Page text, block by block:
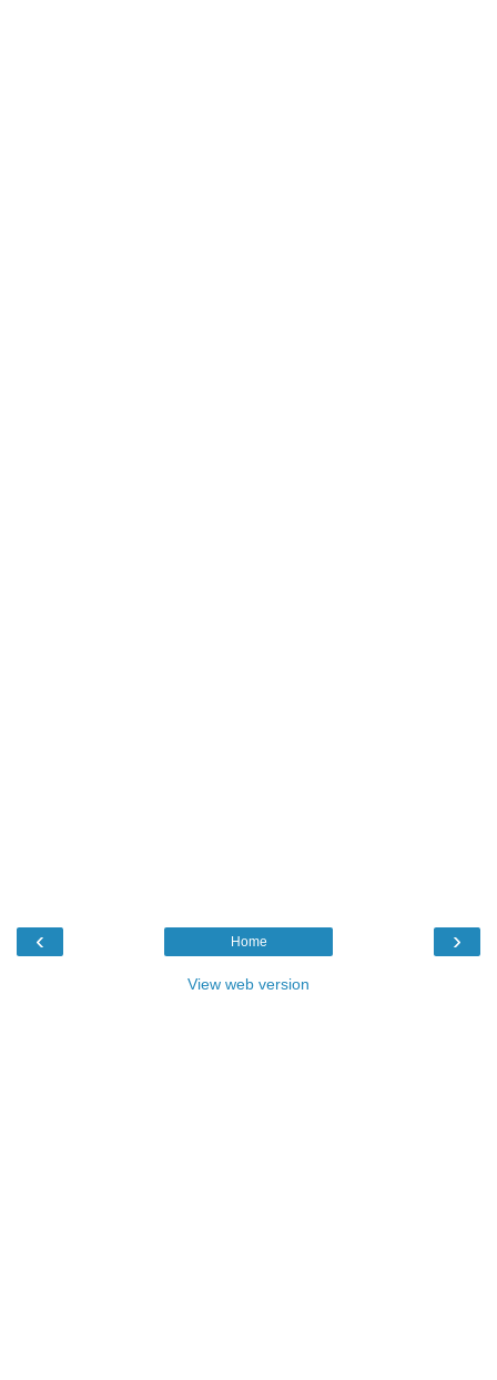
‹ ›
Home
View web version